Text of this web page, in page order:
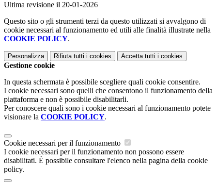
Ultima revisione il 20-01-2026
Questo sito o gli strumenti terzi da questo utilizzati si avvalgono di
cookie necessari al funzionamento ed utili alle finalità illustrate nella
COOKIE POLICY.
Personalizza Rifiuta tutti i cookies Accetta tutti i cookies
Gestione cookie
In questa schermata è possibile scegliere quali cookie consentire.
I cookie necessari sono quelli che consentono il funzionamento della
piattaforma e non è possibile disabilitarli.
Per conoscere quali sono i cookie necessari al funzionamento potete
visionare la COOKIE POLICY.
Cookie necessari per il funzionamento
I cookie necessari per il funzionamento non possono essere
disabilitati. È possibile consultare l'elenco nella pagina della cookie
policy.